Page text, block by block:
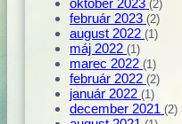
október 2023 (2)
február 2023 (2)
august 2022 (1)
máj 2022 (1)
marec 2022 (1)
február 2022 (2)
január 2022 (1)
december 2021 (2)